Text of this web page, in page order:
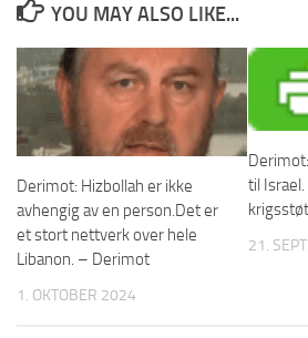
YOU MAY ALSO LIKE...
Derimot: Hizbollah er ikke
avhengig av en person.Det er
et stort nettverk over hele
Libanon. – Derimot
1. OKTOBER 2024
til
21.